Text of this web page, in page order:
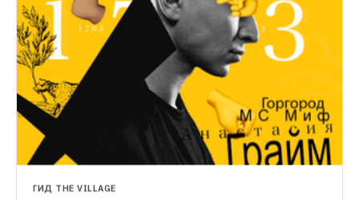
НОВОСТИ
Instagram разрешил отправлять
голосовые сообщения
Новая функция
станет доступна с последним
ГИД THE VILLAGE